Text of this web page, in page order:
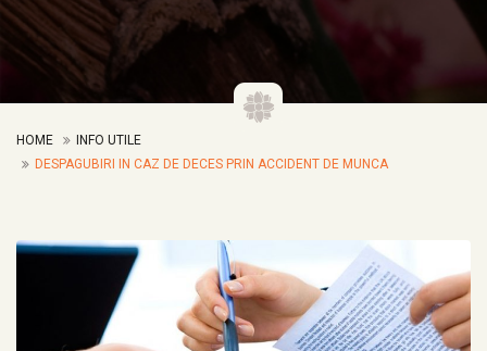
HOME
INFO UTILE
DESPAGUBIRI IN CAZ DE DECES PRIN ACCIDENT DE MUNCA